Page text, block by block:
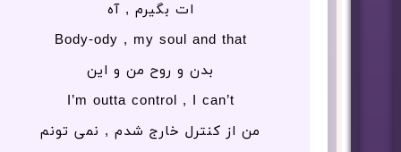
ات بگیرم , آه
Body-ody , my soul and that
بدن و روح من و این
I’m outta control , I can’t
من از کنترل خارج شدم , نمی تونم